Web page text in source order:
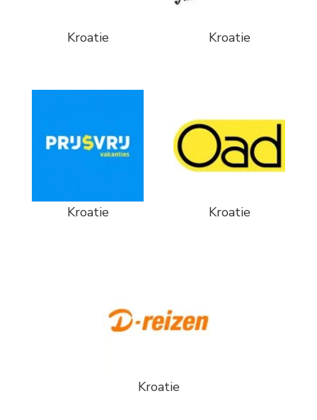
Kroatie Kroatie
Kroatie Kroatie
Kroatie